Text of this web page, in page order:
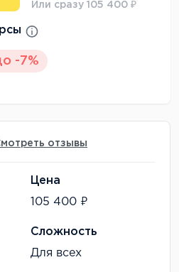
Или сразу 105 400 ₽
-7%
отзывы
Цена
105 400 ₽
Сложность
Для всех